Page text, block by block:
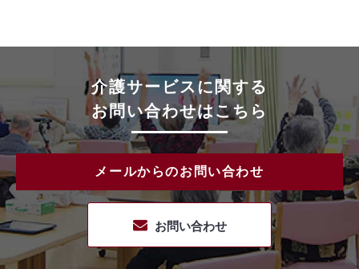
介護サービスに関する
お問い合わせはこちら
メールからのお問い合わせ
お問い合わせ